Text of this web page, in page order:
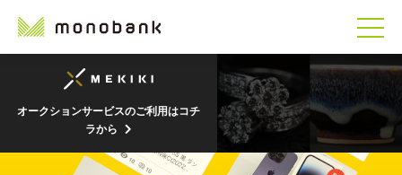
オークションサービスのご利用はコチ
ラから